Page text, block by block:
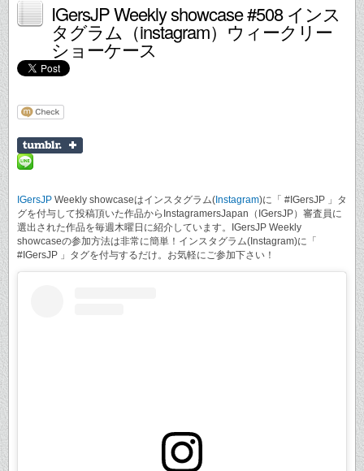
IGersJP Weekly showcase #508 インス
タグラム（instagram）ウィークリー
ショーケース
IGersJP Weekly showcaseはインスタグラム( Instagram)に「 #IGersJP 」タ
グを付与して投稿頂いた作品からInstagramersJapan（IGersJP）審査員に
選出された作品を毎週木曜日に紹介しています。IGersJP Weekly
showcaseの参加方法は非常に簡単！インスタグラム(Instagram)に「
#IGersJP 」タグを付与するだけ。お気軽にご参加下さい！